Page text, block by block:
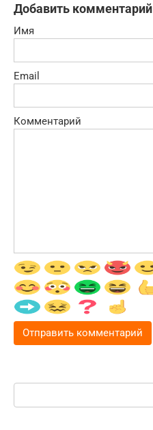
Добавить комментарий
Имя
Email
Комментарий